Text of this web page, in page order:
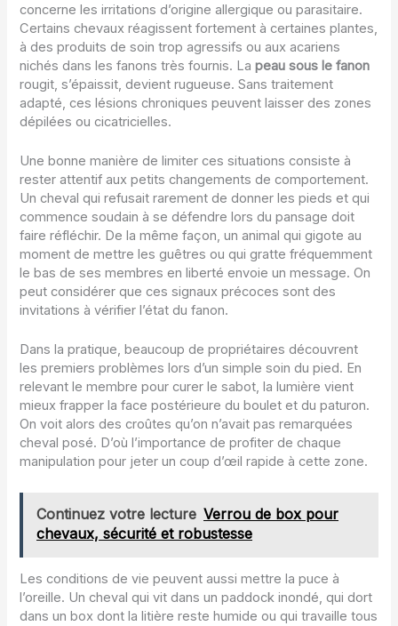
concerne les irritations d’origine allergique ou parasitaire.
Certains chevaux réagissent fortement à certaines plantes,
à des produits de soin trop agressifs ou aux acariens
nichés dans les fanons très fournis. Lapeau sous le fanon
rougit, s’épaissit, devient rugueuse. Sans traitement
adapté, ces lésions chroniques peuvent laisser des zones
dépilées ou cicatricielles.
Une bonne manière de limiter ces situations consiste à
rester attentif aux petits changements de comportement.
Un cheval qui refusait rarement de donner les pieds et qui
commence soudain à se défendre lors du pansage doit
faire réfléchir. De la même façon, un animal qui gigote au
moment de mettre les guêtres ou qui gratte fréquemment
le bas de ses membres en liberté envoie un message. On
peut considérer que ces signaux précoces sont des
invitations à vérifier l’état du fanon.
Dans la pratique, beaucoup de propriétaires découvrent
les premiers problèmes lors d’un simple soin du pied. En
relevant le membre pour curer le sabot, la lumière vient
mieux frapper la face postérieure du boulet et du paturon.
On voit alors des croûtes qu’on n’avait pas remarquées
cheval posé. D’où l’importance de profiter de chaque
manipulation pour jeter un coup d’œil rapide à cette zone.
Continuez votre lecture Verrou de box pour
chevaux, sécurité et robustesse
Les conditions de vie peuvent aussi mettre la puce à
l’oreille. Un cheval qui vit dans un paddock inondé, qui dort
dans un box dont la litière reste humide ou qui travaille tous